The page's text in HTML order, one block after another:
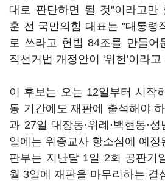
대로 판단하면 될 것"이라고만
훈 전 국민의힘 대표는 "대통령
로 쓰라고 헌법 84조를 만들어
직선거법 개정안이 '위헌'이라고
이 후보는 오는 12일부터 시작
동 기간에도 재판에 출석해야
과 27일 대장동·위례·백현동·
일에는 위증교사 항소심에 예정
판부는 지난달 1일 2회 공판기
월 3일에 재판을 마무리하는 결